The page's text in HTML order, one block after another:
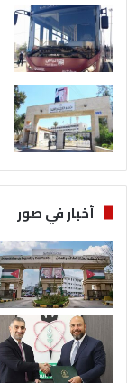
أخبار في صور